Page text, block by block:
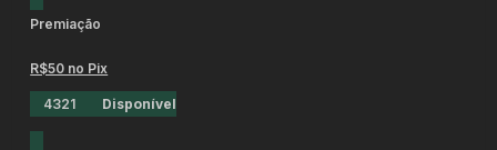
Premiação
R$50 no Pix
4321 Disponível